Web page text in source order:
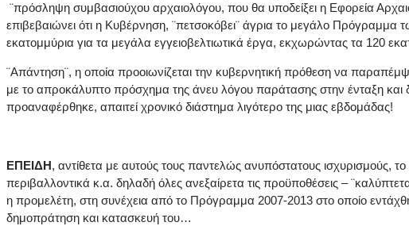
¨πρόσληψη συμβασιούχου αρχαιολόγου, που θα υποδείξει η Εφορεία
επιβεβαιώνει ότι η Κυβέρνηση, ¨πετσοκόβει¨ άγρια το μεγάλο
εκατομμύρια για τα μεγάλα εγγειοβελτιωτικά έργα, εκχωρώντας τα 120
¨Απάντηση¨, η οποία προοιωνίζεται την κυβερνητική πρόθεση να
με το απροκάλυπτο πρόσχημα της άνευ λόγου παράτασης στην ένταξη
προαναφέρθηκε, απαιτεί χρονικό διάστημα λιγότερο της μιας εβδομάδας!
ΕΠΕΙΔΗ, αντίθετα με αυτούς τους παντελώς ανυπόστατους ισχυρισμούς,
περιβαλλοντικά κ.α. δηλαδή όλες ανεξαίρετα τις προϋποθέσεις –
η προμελέτη, στη συνέχεια από το Πρόγραμμα 2007-2013 στο οποίο
δημοπράτηση και κατασκευή του…